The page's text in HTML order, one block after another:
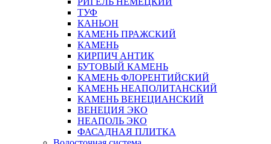
ТУФ
КАНЬОН
КАМЕНЬ ПРАЖСКИЙ
КАМЕНЬ
КИРПИЧ АНТИК
БУТОВЫЙ КАМЕНЬ
КАМЕНЬ ФЛОРЕНТИЙСКИЙ
КАМЕНЬ НЕАПОЛИТАНСКИЙ
КАМЕНЬ ВЕНЕЦИАНСКИЙ
ВЕНЕЦИЯ ЭКО
НЕАПОЛЬ ЭКО
ФАСАДНАЯ ПЛИТКА